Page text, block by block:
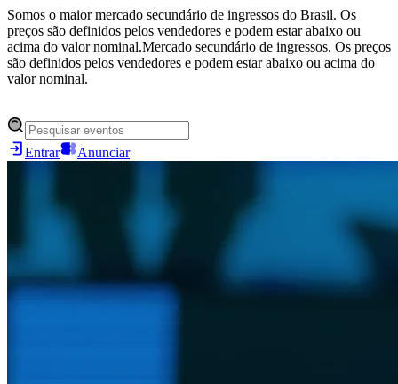
Somos o maior mercado secundário de ingressos do Brasil. Os
preços são definidos pelos vendedores e podem estar abaixo ou
acima do valor nominal.Mercado secundário de ingressos. Os preços
são definidos pelos vendedores e podem estar abaixo ou acima do
valor nominal.
Entrar Anunciar